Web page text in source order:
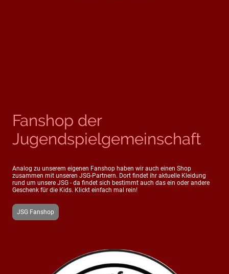
Fanshop der
Jugendspielgemeinschaft
Analog zu unserem eigenen Fanshop haben wir auch einen Shop
zusammen mit unseren JSG-Partnern. Dort findet ihr aktuelle Kleidung
rund um unsere JSG - da findet sich bestimmt auch das ein oder andere
Geschenk für die Kids. Klickt einfach mal rein!
JSG Fanshop